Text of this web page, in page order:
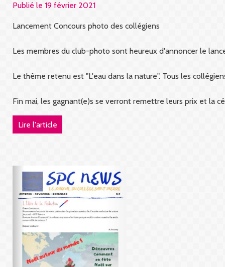
Publié le 19 février 2021
Lancement Concours photo des collégiens
Les membres du club-photo sont heureux d'annoncer le
Le thème retenu est "L'eau dans la nature". Tous les
Fin mai, les gagnant(e)s se verront remettre leurs prix et la
Lire l'article